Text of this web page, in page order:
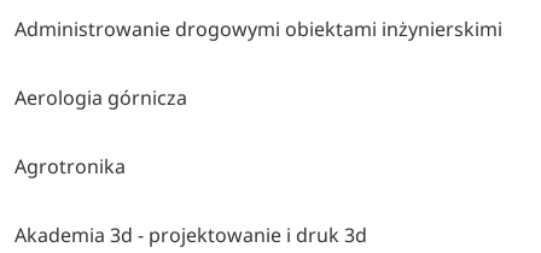
Administrowanie drogowymi obiektami inżynierskimi
Aerologia górnicza
Agrotronika
Akademia 3d - projektowanie i druk 3d